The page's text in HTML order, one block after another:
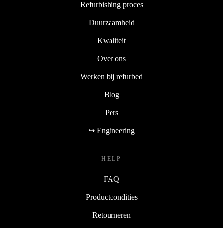
Refurbishing proces
Duurzaamheid
Kwaliteit
Over ons
Werken bij refurbed
Blog
Pers
↪ Engineering
HELP
FAQ
Productcondities
Retourneren